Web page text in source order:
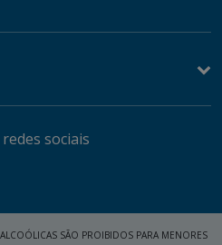
sociais
SÃO PROIBIDOS PARA MENORES